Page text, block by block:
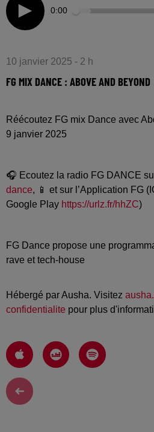
0:00
10 janvier 2025 - 2 h
FG MIX DANCE : ABOVE AND BEYOND
Réécoutez FG mix Dance avec
9 janvier 2025
🎧 Ecoutez la radio FG DANCE
dance, 📱 et sur l’Application FG
Google Play https://urlz.fr/hhZC)
FG Dance propose une
rave et tech-house
Hébergé par Ausha. Visitez
confidentialite pour plus